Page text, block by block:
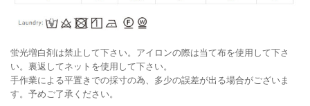
蛍光増白剤は禁止して下さい。アイロンの際は当て布を使用して下さ
い。裏返してネットを使用して下さい。
手作業による平置きでの採寸の為、多少の誤差が出る場合がございま
す。予めご了承ください。